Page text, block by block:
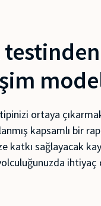
ortaya
kapsamlı bir
katkı sağlayacak
ihtiyaç